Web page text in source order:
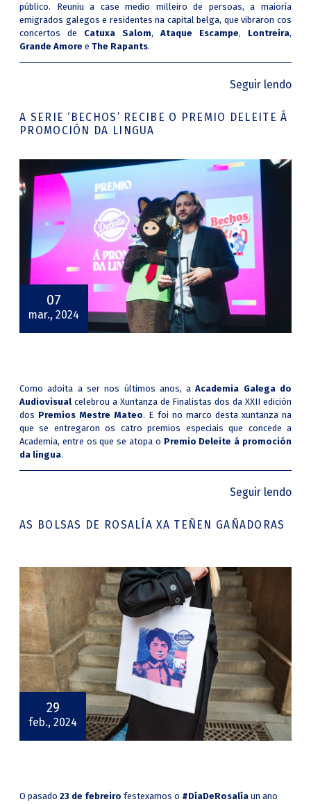
público. Reuniu a case medio milleiro de persoas, a maioría
emigrados galegos e residentes na capital belga, que vibraron cos
concertos de Catuxa Salom, Ataque Escampe, Lontreira,
Grande Amore e The Rapants.
Seguir lendo
A SERIE ‘BECHOS’ RECIBE O PREMIO DELEITE Á
PROMOCIÓN DA LINGUA
07
mar., 2024
Como adoita a ser nos últimos anos, aAcademia Galega do
Audiovisual celebrou a Xuntanza de Finalistas dos da XXII edición
dos Premios Mestre Mateo. E foi no marco desta xuntanza na
que se entregaron os catro premios especiais que concede a
Academia, entre os que se atopa o Premio Deleite á promoción
da lingua.
Seguir lendo
AS BOLSAS DE ROSALÍA XA TEÑEN GAÑADORAS
29
feb., 2024
O pasado 23 de febreiro festexamos o #DíaDeRosalía un ano